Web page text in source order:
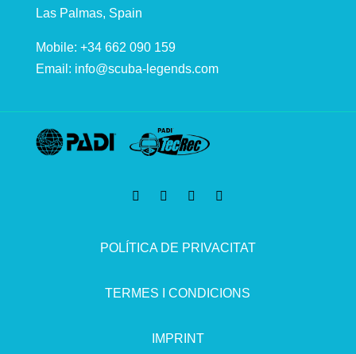
Las Palmas, Spain
Mobile: +34 662 090 159
Email: info@scuba-legends.com
POLÍTICA DE PRIVACITAT
TERMES I CONDICIONS
IMPRINT